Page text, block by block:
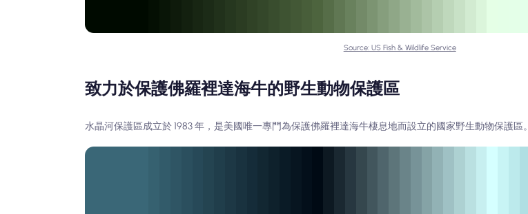
Source: US Fish & Wildlife Service
致力於保護佛羅裡達海牛的野生動物保護區
水晶河保護區成立於 1983 年，是美國唯一專門為保護佛羅裡達海牛棲息地而設立的國家野生動物保護區。